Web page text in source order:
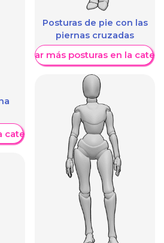
Posturas de pie con las
piernas cruzadas
Mostrar más posturas en la